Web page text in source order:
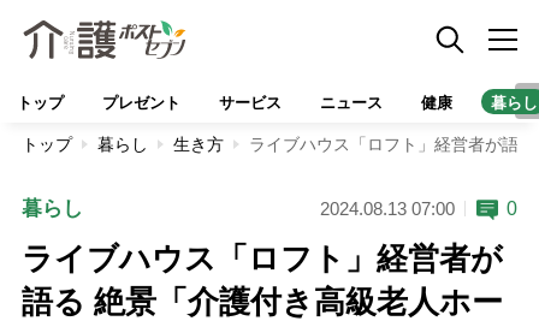
トップ プレゼント サービス ニュース 健康 暮らし
トップ 暮らし 生き方 ライブハウス「ロフト」経営者が語
暮らし 2024.08.13 07:00 0
ライブハウス「ロフト」経営者が
語る 絶景「介護付き高級老人ホー